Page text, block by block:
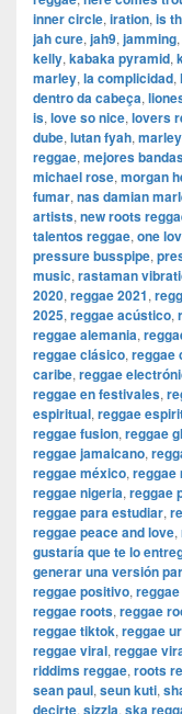
inner circle, iration, is
jah cure, jah9, jamming,
kelly, kabaka pyramid,
marley, la complicidad,
dentro da cabeça,
is, love so nice, lovers
dube, lutan fyah,
reggae, mejores
michael rose, morgan
fumar, nas damian
artists, new roots
talentos reggae, one
pressure busspipe,
music, rastaman
2020, reggae 2021,
2025, reggae acústico,
reggae alemania,
reggae clásico, reggae
caribe, reggae
reggae en festivales,
espiritual, reggae
reggae fusion, reggae
reggae jamaicano,
reggae méxico, reggae
reggae nigeria, reggae
reggae para estudiar,
reggae peace and love,
gustaría que te lo
generar una versión
reggae positivo,
reggae roots, reggae
reggae tiktok, reggae
reggae viral, reggae
riddims reggae, roots
sean paul, seun kuti,
decirte, sizzla, ska